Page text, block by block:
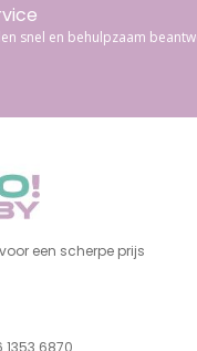
snel en behulpzaam
een scherpe prijs
6870